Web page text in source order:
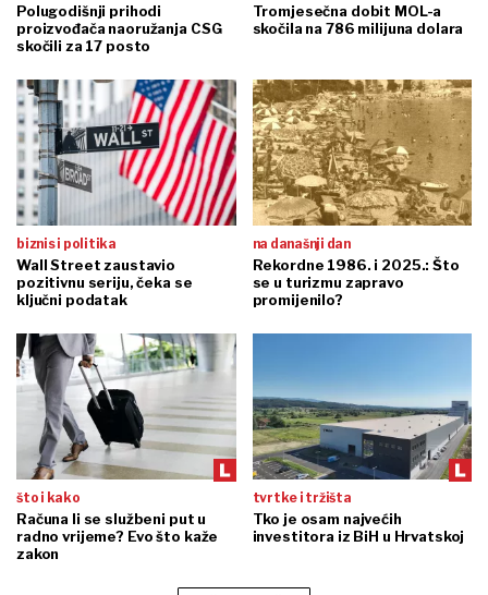
Polugodišnji prihodi
proizvođača naoružanja CSG
skočili za 17 posto
Tromjesečna dobit MOL-a
skočila na 786 milijuna dolara
biznis i politika
Wall Street zaustavio
pozitivnu seriju, čeka se
ključni podatak
na današnji dan
Rekordne 1986. i 2025.: Što
se u turizmu zapravo
promijenilo?
što i kako
Računa li se službeni put u
radno vrijeme? Evo što kaže
zakon
tvrtke i tržišta
Tko je osam najvećih
investitora iz BiH u Hrvatskoj